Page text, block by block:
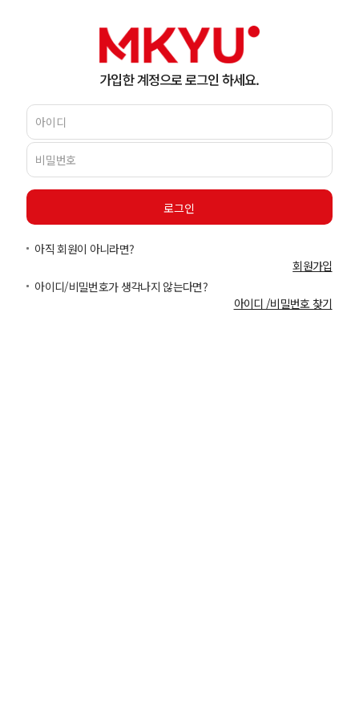
가입한 계정으로 로그인 하세요.
아직 회원이 아니라면?
회원가입
아이디/비밀번호가 생각나지 않는다면?
아이디 /비밀번호 찾기